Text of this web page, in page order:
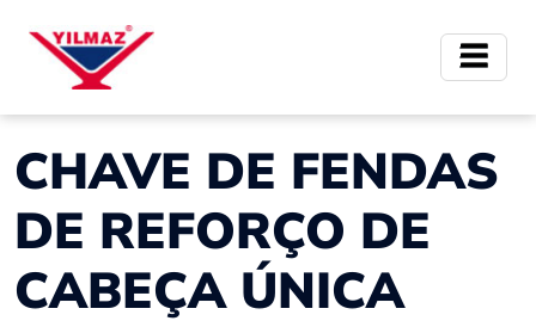
CHAVE DE FENDAS
DE REFORÇO DE
CABEÇA ÚNICA